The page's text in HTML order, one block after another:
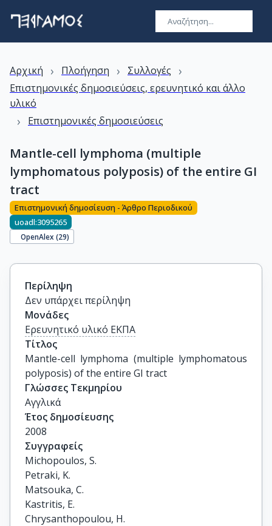
Αρχική › Πλοήγηση › Συλλογές ›
Επιστημονικές δημοσιεύσεις, ερευνητικό και άλλο
υλικό
› Επιστημονικές δημοσιεύσεις
Mantle-cell lymphoma (multiple
lymphomatous polyposis) of the entire GI
tract
Επιστημονική δημοσίευση - Άρθρο Περιοδικού
uoadl:3095265
OpenAlex (29)
Περίληψη
Δεν υπάρχει περίληψη
Μονάδες
Ερευνητικό υλικό ΕΚΠΑ
Τίτλος
Mantle-cell lymphoma (multiple lymphomatous
polyposis) of the entire GI tract
Γλώσσες Τεκμηρίου
Αγγλικά
Έτος δημοσίευσης
2008
Συγγραφείς
Michopoulos, S.
Petraki, K.
Matsouka, C.
Kastritis, E.
Chrysanthopoulou, H.